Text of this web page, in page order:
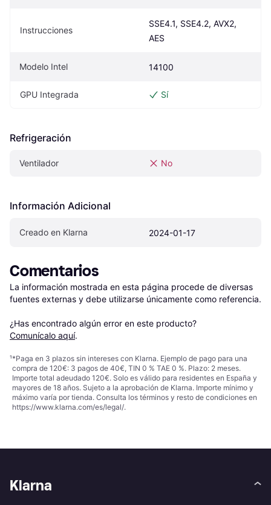
Instrucciones
SSE4.1, SSE4.2, AVX2,
AES
Modelo Intel 14100
GPU Integrada Sí
Refrigeración
Ventilador No
Información Adicional
Creado en Klarna 2024-01-17
Comentarios
La información mostrada en esta página procede de diversas
fuentes externas y debe utilizarse únicamente como referencia.
¿Has encontrado algún error en este producto?
Comunícalo aquí.
¹*Paga en 3 plazos sin intereses con Klarna. Ejemplo de pago para una
compra de 120€: 3 pagos de 40€, TIN 0 % TAE 0 %. Plazo: 2 meses.
Importe total adeudado 120€. Solo es válido para residentes en España y
mayores de 18 años. Sujeto a la aprobación de Klarna. Importe mínimo y
máximo varía por tienda. Consulta los términos y resto de condiciones en
https://www.klarna.com/es/legal/.
Klarna